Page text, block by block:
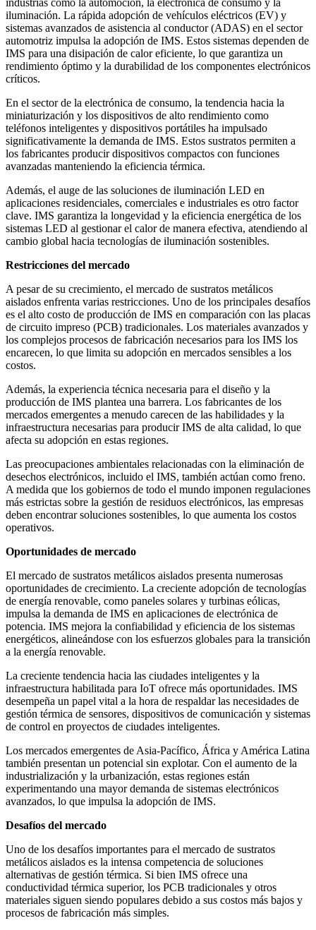
industrias como la automoción, la electrónica de consumo y la
iluminación. La rápida adopción de vehículos eléctricos (EV) y
sistemas avanzados de asistencia al conductor (ADAS) en el sector
automotriz impulsa la adopción de IMS. Estos sistemas dependen de
IMS para una disipación de calor eficiente, lo que garantiza un
rendimiento óptimo y la durabilidad de los componentes electrónicos
críticos.
En el sector de la electrónica de consumo, la tendencia hacia la
miniaturización y los dispositivos de alto rendimiento como
teléfonos inteligentes y dispositivos portátiles ha impulsado
significativamente la demanda de IMS. Estos sustratos permiten a
los fabricantes producir dispositivos compactos con funciones
avanzadas manteniendo la eficiencia térmica.
Además, el auge de las soluciones de iluminación LED en
aplicaciones residenciales, comerciales e industriales es otro factor
clave. IMS garantiza la longevidad y la eficiencia energética de los
sistemas LED al gestionar el calor de manera efectiva, atendiendo al
cambio global hacia tecnologías de iluminación sostenibles.
Restricciones del mercado
A pesar de su crecimiento, el mercado de sustratos metálicos
aislados enfrenta varias restricciones. Uno de los principales desafíos
es el alto costo de producción de IMS en comparación con las placas
de circuito impreso (PCB) tradicionales. Los materiales avanzados y
los complejos procesos de fabricación necesarios para los IMS los
encarecen, lo que limita su adopción en mercados sensibles a los
costos.
Además, la experiencia técnica necesaria para el diseño y la
producción de IMS plantea una barrera. Los fabricantes de los
mercados emergentes a menudo carecen de las habilidades y la
infraestructura necesarias para producir IMS de alta calidad, lo que
afecta su adopción en estas regiones.
Las preocupaciones ambientales relacionadas con la eliminación de
desechos electrónicos, incluido el IMS, también actúan como freno.
A medida que los gobiernos de todo el mundo imponen regulaciones
más estrictas sobre la gestión de residuos electrónicos, las empresas
deben encontrar soluciones sostenibles, lo que aumenta los costos
operativos.
Oportunidades de mercado
El mercado de sustratos metálicos aislados presenta numerosas
oportunidades de crecimiento. La creciente adopción de tecnologías
de energía renovable, como paneles solares y turbinas eólicas,
impulsa la demanda de IMS en aplicaciones de electrónica de
potencia. IMS mejora la confiabilidad y eficiencia de los sistemas
energéticos, alineándose con los esfuerzos globales para la transición
a la energía renovable.
La creciente tendencia hacia las ciudades inteligentes y la
infraestructura habilitada para IoT ofrece más oportunidades. IMS
desempeña un papel vital a la hora de respaldar las necesidades de
gestión térmica de sensores, dispositivos de comunicación y sistemas
de control en proyectos de ciudades inteligentes.
Los mercados emergentes de Asia-Pacífico, África y América Latina
también presentan un potencial sin explotar. Con el aumento de la
industrialización y la urbanización, estas regiones están
experimentando una mayor demanda de sistemas electrónicos
avanzados, lo que impulsa la adopción de IMS.
Desafíos del mercado
Uno de los desafíos importantes para el mercado de sustratos
metálicos aislados es la intensa competencia de soluciones
alternativas de gestión térmica. Si bien IMS ofrece una
conductividad térmica superior, los PCB tradicionales y otros
materiales siguen siendo populares debido a sus costos más bajos y
procesos de fabricación más simples.